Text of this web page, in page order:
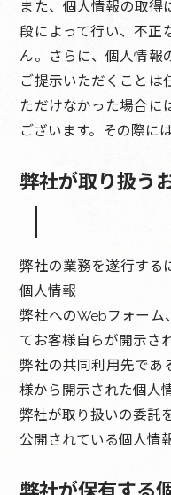
また、個人情報の取得
段によって行い、不正
ん。さらに、個人情報
ご提示いただくことは
ただけなかった場合に
ございます。その際に
弊社が取り扱う
弊社の業務を遂行する
個人情報
弊社へのWebフォーム
てお客様自らが開示さ
弊社の共同利用先であ
様から開示された個人
弊社が取り扱いの委託
公開されている個人情
弊社が保有する